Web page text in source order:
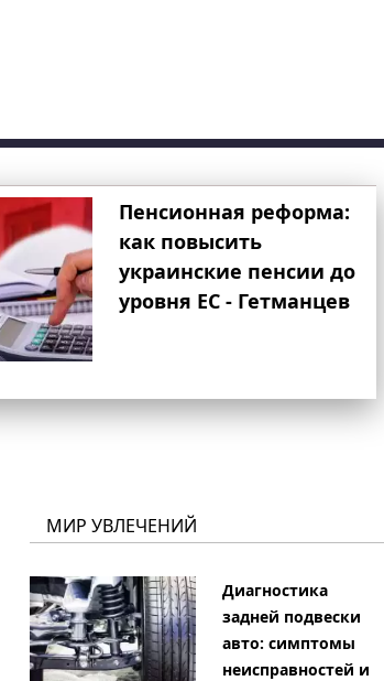
Пенсионная реформа:
как повысить
украинские пенсии до
уровня ЕС - Гетманцев
МИР УВЛЕЧЕНИЙ
Диагностика
задней подвески
авто: симптомы
неисправностей и